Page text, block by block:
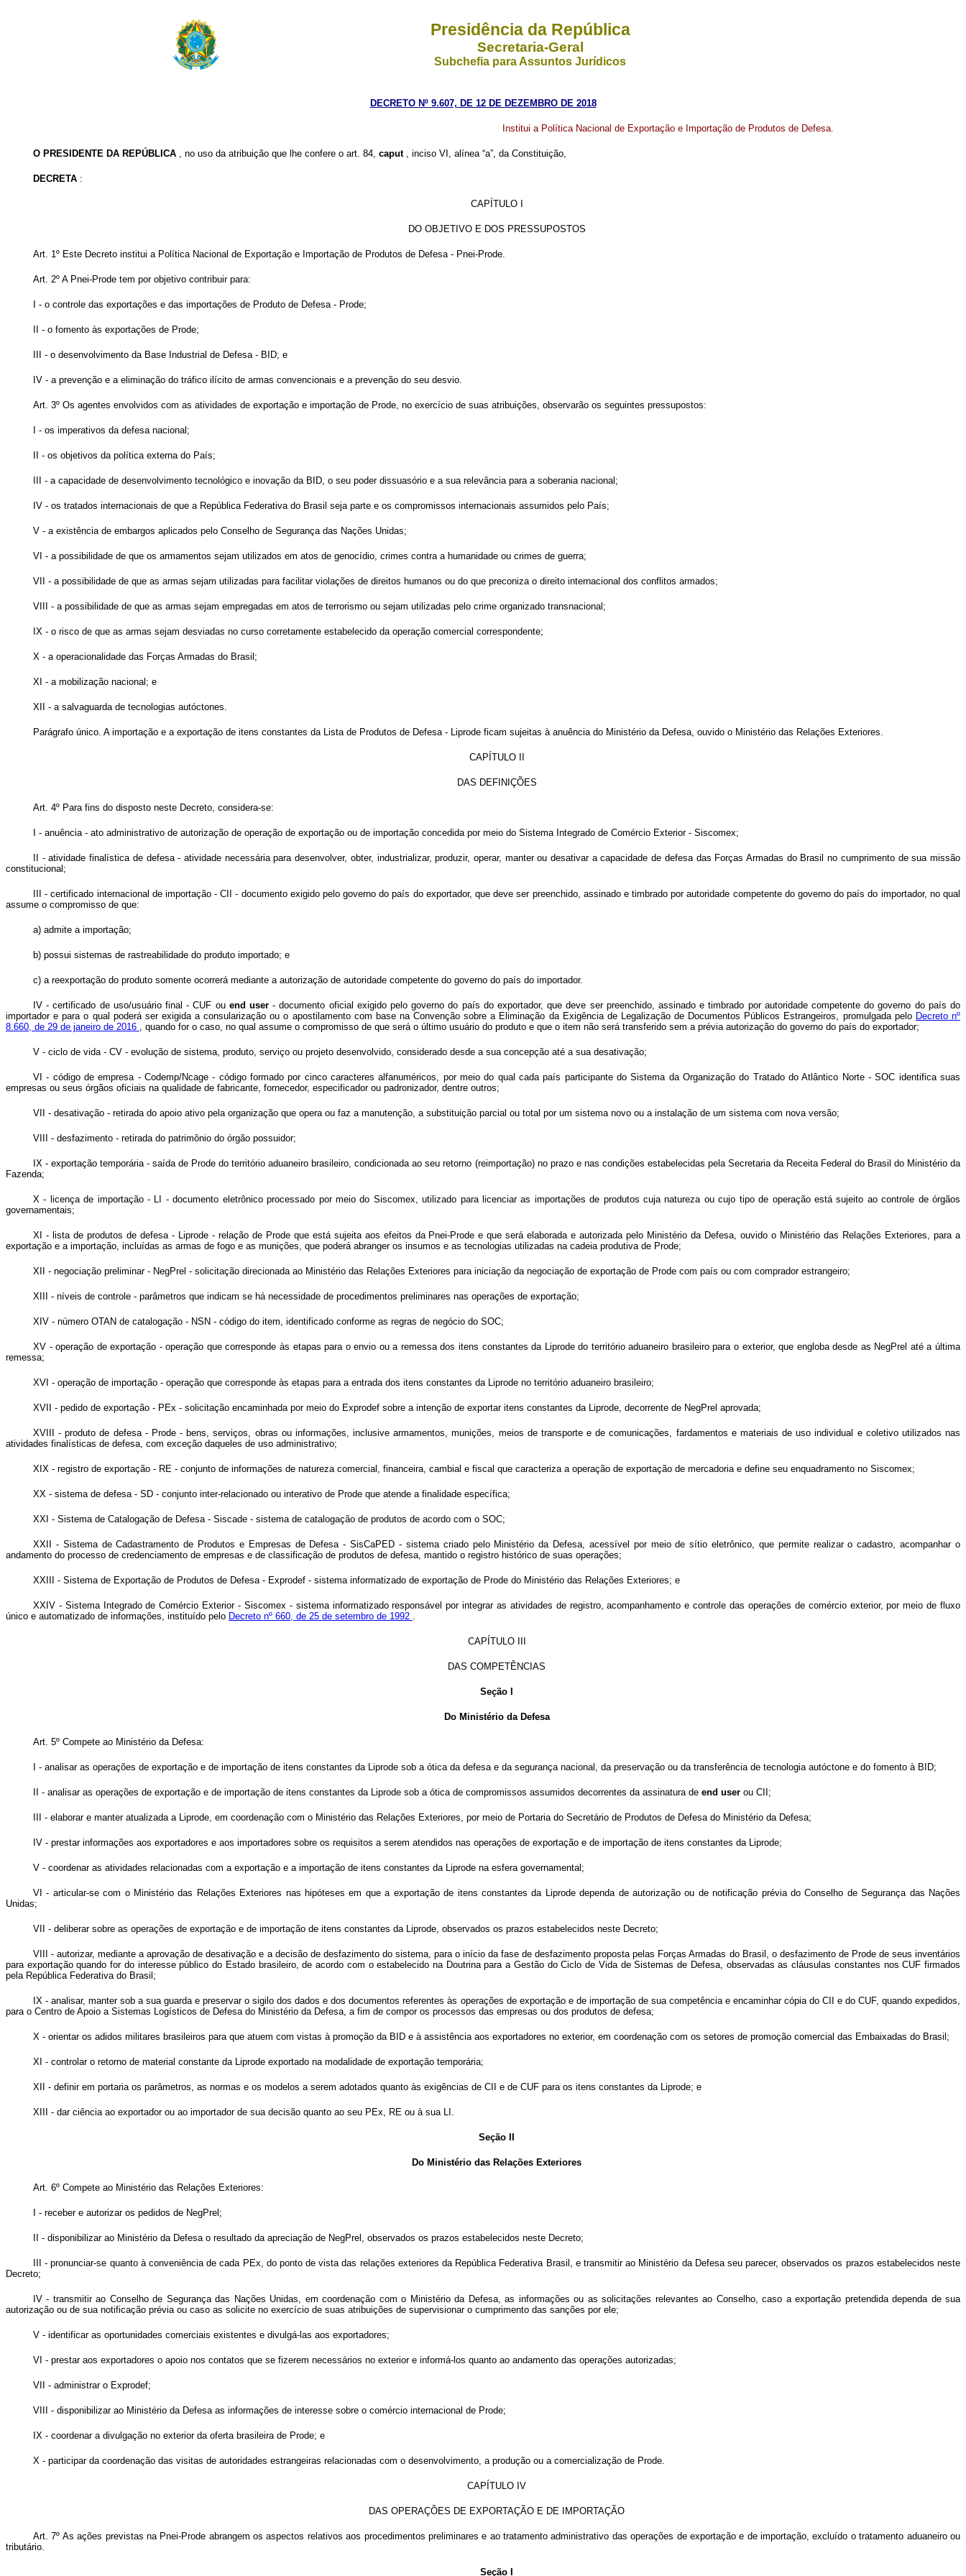
Presidência da República
Secretaria-Geral
Subchefia para Assuntos Jurídicos
DECRETO Nº 9.607, DE 12 DE DEZEMBRO DE 2018
Institui a Política Nacional de Exportação e Importação de Produtos de Defesa.
O PRESIDENTE DA REPÚBLICA , no uso da atribuição que lhe confere o art. 84, caput , inciso VI, alínea “a”, da Constituição,
DECRETA :
CAPÍTULO I
DO OBJETIVO E DOS PRESSUPOSTOS
Art. 1º Este Decreto institui a Política Nacional de Exportação e Importação de Produtos de Defesa - Pnei-Prode.
Art. 2º A Pnei-Prode tem por objetivo contribuir para:
I - o controle das exportações e das importações de Produto de Defesa - Prode;
II - o fomento às exportações de Prode;
III - o desenvolvimento da Base Industrial de Defesa - BID; e
IV - a prevenção e a eliminação do tráfico ilícito de armas convencionais e a prevenção do seu desvio.
Art. 3º Os agentes envolvidos com as atividades de exportação e importação de Prode, no exercício de suas atribuições, observarão os seguintes pressupostos:
I - os imperativos da defesa nacional;
II - os objetivos da política externa do País;
III - a capacidade de desenvolvimento tecnológico e inovação da BID, o seu poder dissuasório e a sua relevância para a soberania nacional;
IV - os tratados internacionais de que a República Federativa do Brasil seja parte e os compromissos internacionais assumidos pelo País;
V - a existência de embargos aplicados pelo Conselho de Segurança das Nações Unidas;
VI - a possibilidade de que os armamentos sejam utilizados em atos de genocídio, crimes contra a humanidade ou crimes de guerra;
VII - a possibilidade de que as armas sejam utilizadas para facilitar violações de direitos humanos ou do que preconiza o direito internacional dos conflitos armados;
VIII - a possibilidade de que as armas sejam empregadas em atos de terrorismo ou sejam utilizadas pelo crime organizado transnacional;
IX - o risco de que as armas sejam desviadas no curso corretamente estabelecido da operação comercial correspondente;
X - a operacionalidade das Forças Armadas do Brasil;
XI - a mobilização nacional; e
XII - a salvaguarda de tecnologias autóctones.
Parágrafo único. A importação e a exportação de itens constantes da Lista de Produtos de Defesa - Liprode ficam sujeitas à anuência do Ministério da Defesa, ouvido o Ministério das Relações Exteriores.
CAPÍTULO II
DAS DEFINIÇÕES
Art. 4º Para fins do disposto neste Decreto, considera-se:
I - anuência - ato administrativo de autorização de operação de exportação ou de importação concedida por meio do Sistema Integrado de Comércio Exterior - Siscomex;
II - atividade finalística de defesa - atividade necessária para desenvolver, obter, industrializar, produzir, operar, manter ou desativar a capacidade de defesa das Forças Armadas do Brasil no cumprimento de sua missão
constitucional;
III - certificado internacional de importação - CII - documento exigido pelo governo do país do exportador, que deve ser preenchido, assinado e timbrado por autoridade competente do governo do país do importador, no qual
assume o compromisso de que:
a) admite a importação;
b) possui sistemas de rastreabilidade do produto importado; e
c) a reexportação do produto somente ocorrerá mediante a autorização de autoridade competente do governo do país do importador.
IV - certificado de uso/usuário final - CUF ou end user- documento oficial exigido pelo governo do país do exportador, que deve ser preenchido, assinado e timbrado por autoridade competente do governo do país do
importador e para o qual poderá ser exigida a consularização ou o apostilamento com base na Convenção sobre a Eliminação da Exigência de Legalização de Documentos Públicos Estrangeiros, promulgada pelo Decreto nº
8.660, de 29 de janeiro de 2016 , quando for o caso, no qual assume o compromisso de que será o último usuário do produto e que o item não será transferido sem a prévia autorização do governo do país do exportador;
V - ciclo de vida - CV - evolução de sistema, produto, serviço ou projeto desenvolvido, considerado desde a sua concepção até a sua desativação;
VI - código de empresa - Codemp/Ncage - código formado por cinco caracteres alfanuméricos, por meio do qual cada país participante do Sistema da Organização do Tratado do Atlântico Norte - SOC identifica suas
empresas ou seus órgãos oficiais na qualidade de fabricante, fornecedor, especificador ou padronizador, dentre outros;
VII - desativação - retirada do apoio ativo pela organização que opera ou faz a manutenção, a substituição parcial ou total por um sistema novo ou a instalação de um sistema com nova versão;
VIII - desfazimento - retirada do patrimônio do órgão possuidor;
IX - exportação temporária - saída de Prode do território aduaneiro brasileiro, condicionada ao seu retorno (reimportação) no prazo e nas condições estabelecidas pela Secretaria da Receita Federal do Brasil do Ministério da
Fazenda;
X - licença de importação - LI - documento eletrônico processado por meio do Siscomex, utilizado para licenciar as importações de produtos cuja natureza ou cujo tipo de operação está sujeito ao controle de órgãos
governamentais;
XI - lista de produtos de defesa - Liprode - relação de Prode que está sujeita aos efeitos da Pnei-Prode e que será elaborada e autorizada pelo Ministério da Defesa, ouvido o Ministério das Relações Exteriores, para a
exportação e a importação, incluídas as armas de fogo e as munições, que poderá abranger os insumos e as tecnologias utilizadas na cadeia produtiva de Prode;
XII - negociação preliminar - NegPrel - solicitação direcionada ao Ministério das Relações Exteriores para iniciação da negociação de exportação de Prode com país ou com comprador estrangeiro;
XIII - níveis de controle - parâmetros que indicam se há necessidade de procedimentos preliminares nas operações de exportação;
XIV - número OTAN de catalogação - NSN - código do item, identificado conforme as regras de negócio do SOC;
XV - operação de exportação - operação que corresponde às etapas para o envio ou a remessa dos itens constantes da Liprode do território aduaneiro brasileiro para o exterior, que engloba desde as NegPrel até a última
remessa;
XVI - operação de importação - operação que corresponde às etapas para a entrada dos itens constantes da Liprode no território aduaneiro brasileiro;
XVII - pedido de exportação - PEx - solicitação encaminhada por meio do Exprodef sobre a intenção de exportar itens constantes da Liprode, decorrente de NegPrel aprovada;
XVIII - produto de defesa - Prode - bens, serviços, obras ou informações, inclusive armamentos, munições, meios de transporte e de comunicações, fardamentos e materiais de uso individual e coletivo utilizados nas
atividades finalísticas de defesa, com exceção daqueles de uso administrativo;
XIX - registro de exportação - RE - conjunto de informações de natureza comercial, financeira, cambial e fiscal que caracteriza a operação de exportação de mercadoria e define seu enquadramento no Siscomex;
XX - sistema de defesa - SD - conjunto inter-relacionado ou interativo de Prode que atende a finalidade específica;
XXI - Sistema de Catalogação de Defesa - Siscade - sistema de catalogação de produtos de acordo com o SOC;
XXII - Sistema de Cadastramento de Produtos e Empresas de Defesa - SisCaPED - sistema criado pelo Ministério da Defesa, acessível por meio de sítio eletrônico, que permite realizar o cadastro, acompanhar o
andamento do processo de credenciamento de empresas e de classificação de produtos de defesa, mantido o registro histórico de suas operações;
XXIII - Sistema de Exportação de Produtos de Defesa - Exprodef - sistema informatizado de exportação de Prode do Ministério das Relações Exteriores; e
XXIV - Sistema Integrado de Comércio Exterior - Siscomex - sistema informatizado responsável por integrar as atividades de registro, acompanhamento e controle das operações de comércio exterior, por meio de fluxo
único e automatizado de informações, instituído pelo Decreto nº 660, de 25 de setembro de 1992 .
CAPÍTULO III
DAS COMPETÊNCIAS
Seção I
Do Ministério da Defesa
Art. 5º Compete ao Ministério da Defesa:
I - analisar as operações de exportação e de importação de itens constantes da Liprode sob a ótica da defesa e da segurança nacional, da preservação ou da transferência de tecnologia autóctone e do fomento à BID;
II - analisar as operações de exportação e de importação de itens constantes da Liprode sob a ótica de compromissos assumidos decorrentes da assinatura de end user ou CII;
III - elaborar e manter atualizada a Liprode, em coordenação com o Ministério das Relações Exteriores, por meio de Portaria do Secretário de Produtos de Defesa do Ministério da Defesa;
IV - prestar informações aos exportadores e aos importadores sobre os requisitos a serem atendidos nas operações de exportação e de importação de itens constantes da Liprode;
V - coordenar as atividades relacionadas com a exportação e a importação de itens constantes da Liprode na esfera governamental;
VI - articular-se com o Ministério das Relações Exteriores nas hipóteses em que a exportação de itens constantes da Liprode dependa de autorização ou de notificação prévia do Conselho de Segurança das Nações
Unidas;
VII - deliberar sobre as operações de exportação e de importação de itens constantes da Liprode, observados os prazos estabelecidos neste Decreto;
VIII - autorizar, mediante a aprovação de desativação e a decisão de desfazimento do sistema, para o início da fase de desfazimento proposta pelas Forças Armadas do Brasil, o desfazimento de Prode de seus inventários
para exportação quando for do interesse público do Estado brasileiro, de acordo com o estabelecido na Doutrina para a Gestão do Ciclo de Vida de Sistemas de Defesa, observadas as cláusulas constantes nos CUF firmados
pela República Federativa do Brasil;
IX - analisar, manter sob a sua guarda e preservar o sigilo dos dados e dos documentos referentes às operações de exportação e de importação de sua competência e encaminhar cópia do CII e do CUF, quando expedidos,
para o Centro de Apoio a Sistemas Logísticos de Defesa do Ministério da Defesa, a fim de compor os processos das empresas ou dos produtos de defesa;
X - orientar os adidos militares brasileiros para que atuem com vistas à promoção da BID e à assistência aos exportadores no exterior, em coordenação com os setores de promoção comercial das Embaixadas do Brasil;
XI - controlar o retorno de material constante da Liprode exportado na modalidade de exportação temporária;
XII - definir em portaria os parâmetros, as normas e os modelos a serem adotados quanto às exigências de CII e de CUF para os itens constantes da Liprode; e
XIII - dar ciência ao exportador ou ao importador de sua decisão quanto ao seu PEx, RE ou à sua LI.
Seção II
Do Ministério das Relações Exteriores
Art. 6º Compete ao Ministério das Relações Exteriores:
I - receber e autorizar os pedidos de NegPrel;
II - disponibilizar ao Ministério da Defesa o resultado da apreciação de NegPrel, observados os prazos estabelecidos neste Decreto;
III - pronunciar-se quanto à conveniência de cada PEx, do ponto de vista das relações exteriores da República Federativa Brasil, e transmitir ao Ministério da Defesa seu parecer, observados os prazos estabelecidos neste
Decreto;
IV - transmitir ao Conselho de Segurança das Nações Unidas, em coordenação com o Ministério da Defesa, as informações ou as solicitações relevantes ao Conselho, caso a exportação pretendida dependa de sua
autorização ou de sua notificação prévia ou caso as solicite no exercício de suas atribuições de supervisionar o cumprimento das sanções por ele;
V - identificar as oportunidades comerciais existentes e divulgá-las aos exportadores;
VI - prestar aos exportadores o apoio nos contatos que se fizerem necessários no exterior e informá-los quanto ao andamento das operações autorizadas;
VII - administrar o Exprodef;
VIII - disponibilizar ao Ministério da Defesa as informações de interesse sobre o comércio internacional de Prode;
IX - coordenar a divulgação no exterior da oferta brasileira de Prode; e
X - participar da coordenação das visitas de autoridades estrangeiras relacionadas com o desenvolvimento, a produção ou a comercialização de Prode.
CAPÍTULO IV
DAS OPERAÇÕES DE EXPORTAÇÃO E DE IMPORTAÇÃO
Art. 7º As ações previstas na Pnei-Prode abrangem os aspectos relativos aos procedimentos preliminares e ao tratamento administrativo das operações de exportação e de importação, excluído o tratamento aduaneiro ou
tributário.
Seção I